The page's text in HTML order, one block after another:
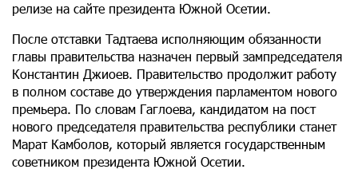
релизе на сайте президента Южной Осетии.
После отставки Тадтаева исполняющим обязанности
главы правительства назначен первый зампредседателя
Константин Джиоев. Правительство продолжит работу
в полном составе до утверждения парламентом нового
премьера. По словам Гаглоева, кандидатом на пост
нового председателя правительства республики станет
Марат Камболов, который является государственным
советником президента Южной Осетии.